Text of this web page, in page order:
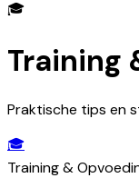
🎓
Training
Praktische tips en
🎓
Training &